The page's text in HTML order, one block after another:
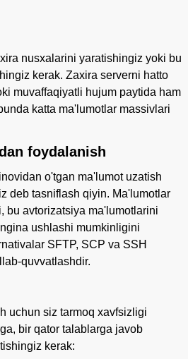
nusxalarini yaratishingiz yoki bu
kerak. Zaxira serverni hatto
muvaffaqiyatli hujum paytida ham
katta ma'lumotlar massivlari
foydalanish
o'tgan ma'lumot uzatish
deb tasniflash qiyin. Ma'lumotlar
bu avtorizatsiya ma'lumotlarini
ushlashi mumkinligini
SFTP, SCP va SSH
quvvatlashdir.
uchun siz tarmoq xavfsizligi
bir qator talablarga javob
kerak: